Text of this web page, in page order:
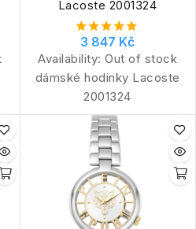
Lacoste 2001324
3 847 Kč
Availability: Out of stock
dámské hodinky Lacoste
2001324